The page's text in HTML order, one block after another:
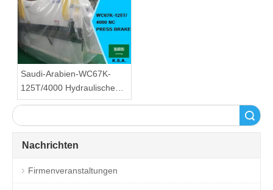
Saudi-Arabien-WC67K-
125T/4000 Hydraulische
Biegemaschine
Nachrichten
Firmenveranstaltungen